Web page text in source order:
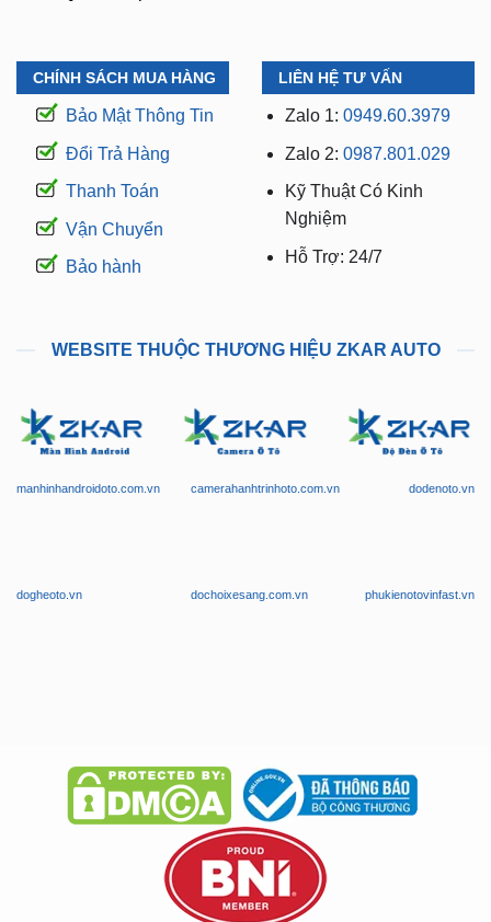
CHÍNH SÁCH MUA HÀNG
Bảo Mật Thông Tin
Đổi Trả Hàng
Thanh Toán
Vận Chuyển
Bảo hành
LIÊN HỆ TƯ VẤN
Zalo 1: 0949.60.3979
Zalo 2: 0987.801.029
Kỹ Thuật Có Kinh
Nghiệm
Hỗ Trợ: 24/7
WEBSITE THUỘC THƯƠNG HIỆU ZKAR AUTO
manhinhandroidoto.com.vn camerahanhtrinhoto.com.vn dodenoto.vn
dogheoto.vn dochoixesang.com.vn phukienotovinfast.vn